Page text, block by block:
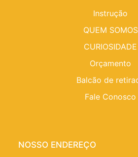
Instrução
QUEM SOMOS
CURIOSIDADE
Orçamento
Balcão de
Fale Conosco
NOSSO ENDEREÇO